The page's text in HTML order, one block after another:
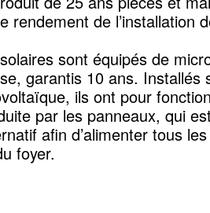
rendement de l’installation
sont équipés de
garantis 10 ans. Installés
ils ont pour
par les panneaux, qui
afin d’alimenter tous
foyer.